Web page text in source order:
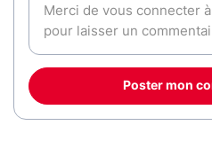
Poster mon